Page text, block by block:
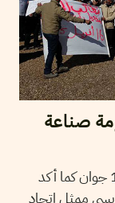
صناعة
لم تستأنف بتروفاك نشاطها امس الإربعاء 15 جوان كما أكد
ممثل إتحاد